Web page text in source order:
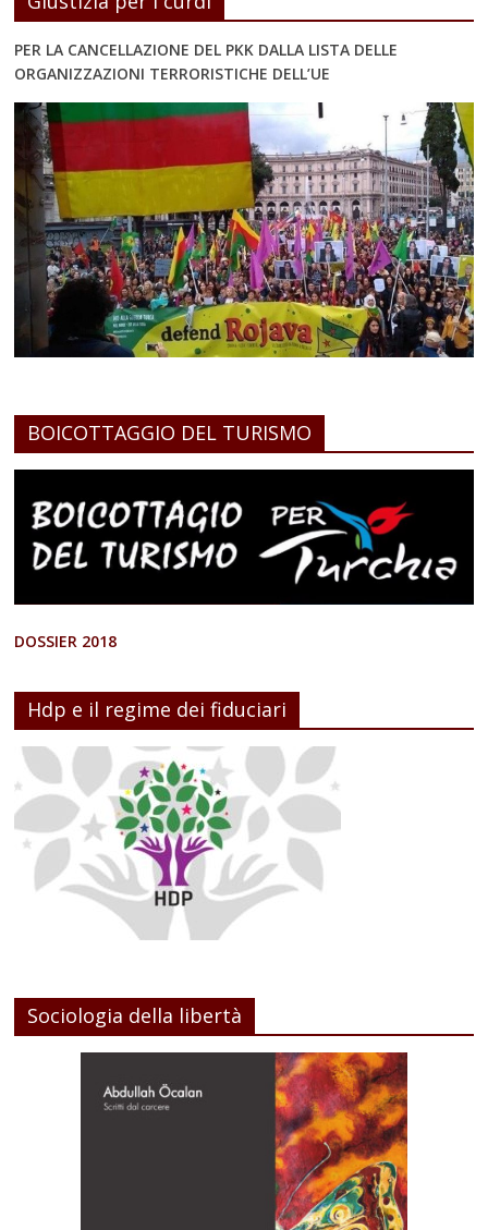
PER LA CANCELLAZIONE DEL PKK DALLA LISTA DELLE
ORGANIZZAZIONI TERRORISTICHE DELL’UE
BOICOTTAGGIO DEL TURISMO
DOSSIER 2018
Hdp e il regime dei fiduciari
Sociologia della libertà